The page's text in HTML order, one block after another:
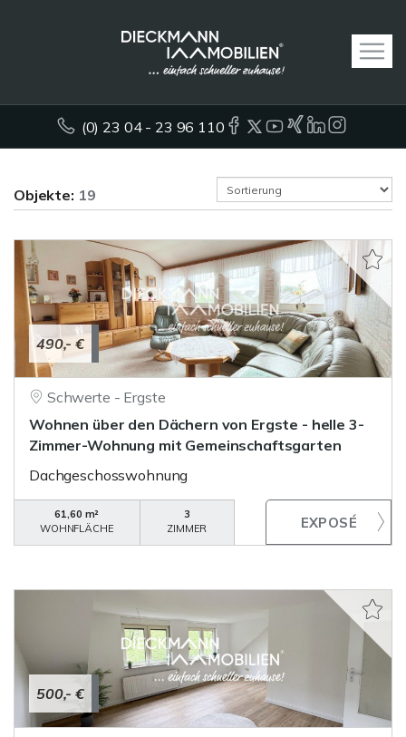
(0) 23 04 - 23 96 110
Objekte: 19
490,- €
Schwerte - Ergste
Wohnen über den Dächern von Ergste - helle 3-
Zimmer-Wohnung mit Gemeinschaftsgarten
Dachgeschosswohnung
61,60 m²
WOHNFLÄCHE
3
ZIMMER
500,- €